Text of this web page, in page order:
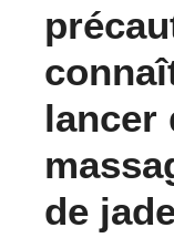
lancer
de